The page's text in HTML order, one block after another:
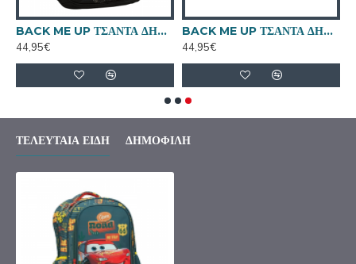
BACK ME UP ΤΣΑΝΤΑ ΔΗΜΟΤΙΚΟΥ NO FEAR FOREST PUMA 348-44031
44,95€
BACK ME UP ΤΣΑΝΤΑ ΔΗΜΟΤΙΚΟΥ THUNDER CAT 357-46031
44,95€
ΤΕΛΕΥΤΑΊΑ ΕΊΔΗ ΔΗΜΟΦΙΛΉ